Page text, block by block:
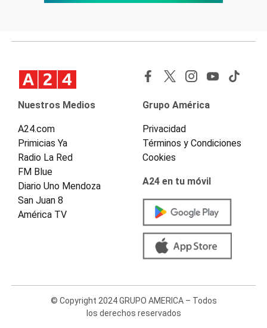
Nuestros Medios
A24.com
Primicias Ya
Radio La Red
FM Blue
Diario Uno Mendoza
San Juan 8
América TV
Grupo América
Privacidad
Términos y Condiciones
Cookies
A24 en tu móvil
© Copyright 2024 GRUPO AMERICA – Todos
los derechos reservados